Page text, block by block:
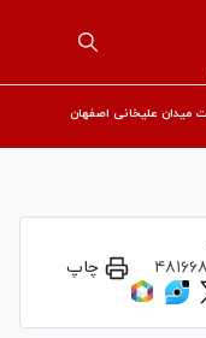
میدان علیخانی اصفهان
چاپ